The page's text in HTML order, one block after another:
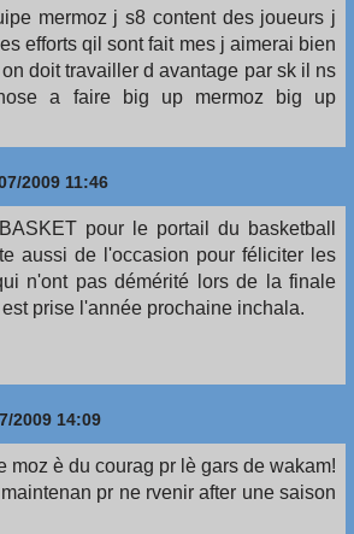
mermoz j s8 content des joueurs j
efforts qil sont fait mes j aimerai bien
doit travailler d avantage par sk il ns
a faire big up mermoz big up
2009 11:46
pour le portail du basketball
aussi de l'occasion pour féliciter les
n'ont pas démérité lors de la finale
prise l'année prochaine inchala.
2009 14:09
moz è du courag pr lè gars de wakam!
pr ne rvenir after une saison